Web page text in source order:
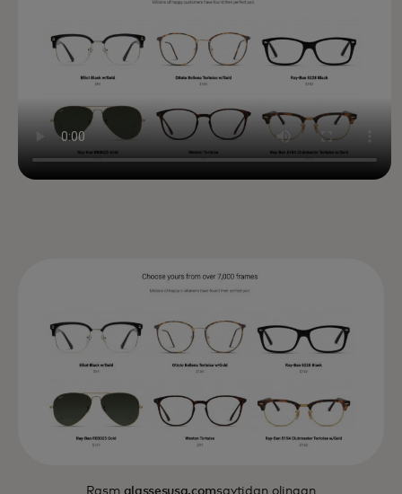
Rasm glassesusa.comsaytidan olingan